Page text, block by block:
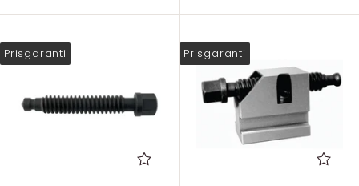
Prisgaranti Prisgaranti